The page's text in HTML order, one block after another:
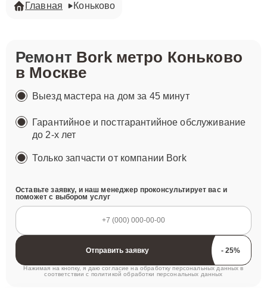
Главная Коньково
Ремонт Bork метро Коньково
в Москве
Выезд мастера на дом за 45 минут
Гарантийное и постгарантийное обслуживание
до 2-х лет
Только запчасти от компании Bork
Оставьте заявку, и наш менеджер проконсультирует вас и
поможет с выбором услуг
Отправить заявку
Нажимая на кнопку, я даю согласие на обработку персональных данных в
соответствии с политикой обработки персональных данных